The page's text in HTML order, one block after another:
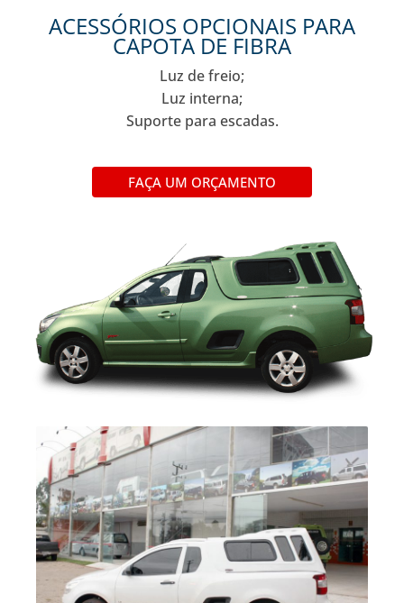
ACESSÓRIOS OPCIONAIS PARA
CAPOTA DE FIBRA
Luz de freio;
Luz interna;
Suporte para escadas.
FAÇA UM ORÇAMENTO